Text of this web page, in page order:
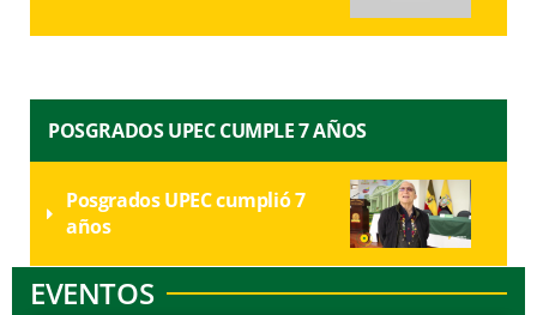
POSGRADOS UPEC CUMPLE 7 AÑOS
Posgrados UPEC cumplió 7
años
EVENTOS